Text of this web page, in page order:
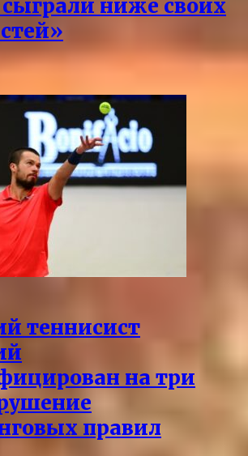
ниже своих
теннисист
на три
правил